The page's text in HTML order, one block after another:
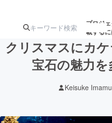
プロジ
載する
ターン
ジェクト
クリスマスにカ
宝石の魅力を
Keisuke